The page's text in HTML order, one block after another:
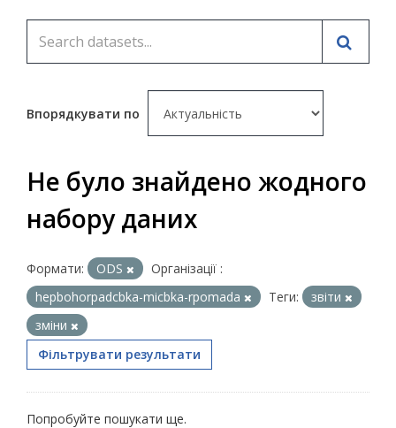
Впорядкувати по
Не було знайдено жодного
набору даних
Формати: ODS
Організації :
hepbohorpadcbka-micbka-rpomada
Теги:
звіти
зміни
Фільтрувати результати
Попробуйте пошукати ще.